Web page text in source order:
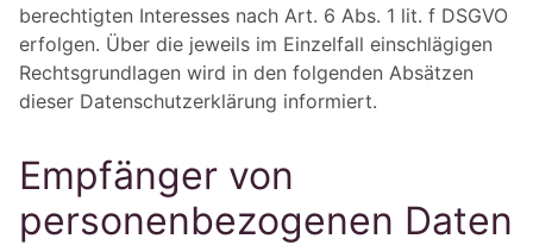
berechtigten Interesses nach Art. 6 Abs. 1 lit. f DSGVO
erfolgen. Über die jeweils im Einzelfall einschlägigen
Rechtsgrundlagen wird in den folgenden Absätzen
dieser Datenschutzerklärung informiert.
Empfänger von
personenbezogenen Daten